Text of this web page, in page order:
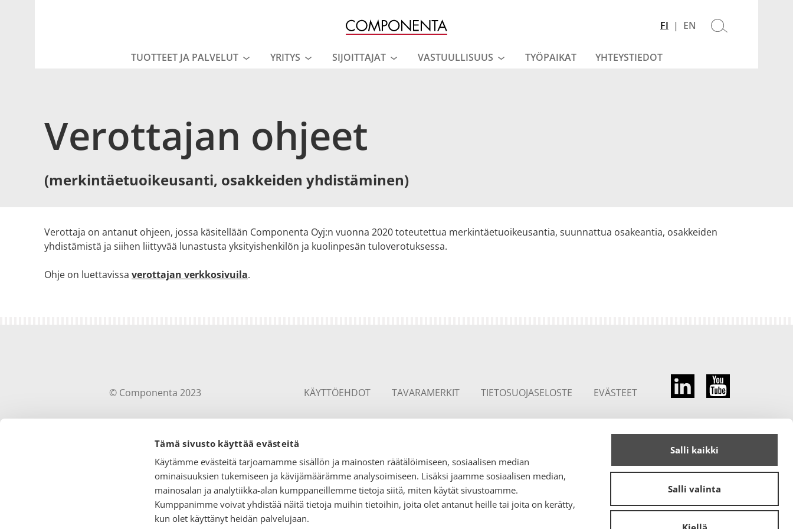
Tämä sivusto käyttää evästeitä
Käytämme evästeitä tarjoamamme sisällön ja mainosten räätälöimiseen, sosiaalisen median
ominaisuuksien tukemiseen ja kävijämäärämme analysoimiseen. Lisäksi jaamme sosiaalisen median,
mainosalan ja analytiikka-alan kumppaneillemme tietoja siitä, miten käytät sivustoamme.
Kumppanimme voivat yhdistää näitä tietoja muihin tietoihin, joita olet antanut heille tai joita on kerätty,
kun olet käyttänyt heidän palvelujaan.
Salli kaikki
Salli valinta
NYKYINEN
ON
FI ENGLISH
EN
Avaa
TUOTTEET JA PALVELUT
YRITYS
Avaa alavalikko
SIJOITTAJAT VASTUULLISUUS TYÖPAIKAT YHTEYSTIEDOT
Verottajan ohjeet
(merkintäetuoikeusanti, osakkeiden yhdistäminen)
Verottaja on antanut ohjeen, jossa käsitellään Componenta Oyj:n vuonna 2020 toteutettua merkintäetuoikeusantia, suunnattua osakeantia, osakkeiden
yhdistämistä ja siihen liittyvää lunastusta yksityishenkilön ja kuolinpesän tuloverotuksessa.
Ohje on luettavissa verottajan verkkosivuila.
KÄYTTÖEHDOT TAVARAMERKIT TIETOSUOJASELOSTE EVÄSTEET
© Componenta 2023